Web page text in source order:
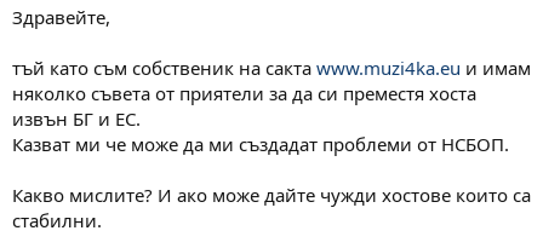
т
Здравейте,
тъй като съм собственик на сакта www.muzi4ka.eu и имам
няколко съвета от приятели за да си преместя хоста
извън БГ и ЕС.
Казват ми че може да ми създадат проблеми от НСБОП.
Какво мислите? И ако може дайте чужди хостове които са
стабилни.